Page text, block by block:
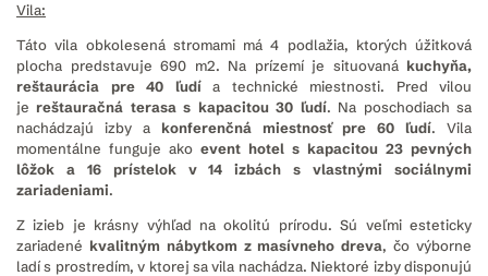
Vila:
Táto vila obkolesená stromami má 4 podlažia, ktorých úžitková
plocha predstavuje 690 m2. Na prízemí je situovaná kuchyňa,
reštaurácia pre 40 ľudía technické miestnosti. Pred vilou
je reštauračná terasa s kapacitou 30 ľudí. Na poschodiach sa
nachádzajú izby a konferenčná miestnosť pre 60 ľudí. Vila
momentálne funguje ako event hotel s kapacitou 23 pevných
lôžok a 16 prístelok v 14 izbách s vlastnými sociálnymi
zariadeniami.
Z izieb je krásny výhľad na okolitú prírodu. Sú veľmi esteticky
zariadené kvalitným nábytkom z masívneho dreva, čo výborne
ladí s prostredím, v ktorej sa vila nachádza. Niektoré izby disponujú